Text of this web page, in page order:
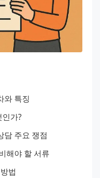
와 특징
가?
담 주요 쟁점
해야 할 서류
법